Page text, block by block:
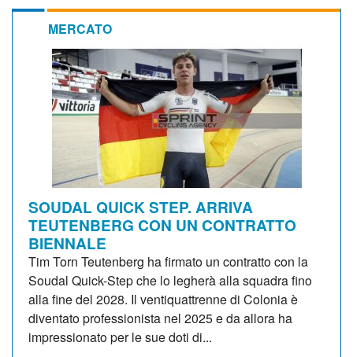
MERCATO
SOUDAL QUICK STEP. ARRIVA
TEUTENBERG CON UN CONTRATTO
BIENNALE
Tim Torn Teutenberg ha firmato un contratto con la
Soudal Quick-Step che lo legherà alla squadra fino
alla fine del 2028. Il ventiquattrenne di Colonia è
diventato professionista nel 2025 e da allora ha
impressionato per le sue doti di...